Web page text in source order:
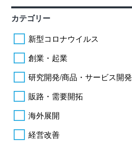
カテゴリー
新型コロナウイルス
創業・起業
研究開発/商品・サービス開発
販路・需要開拓
海外展開
経営改善